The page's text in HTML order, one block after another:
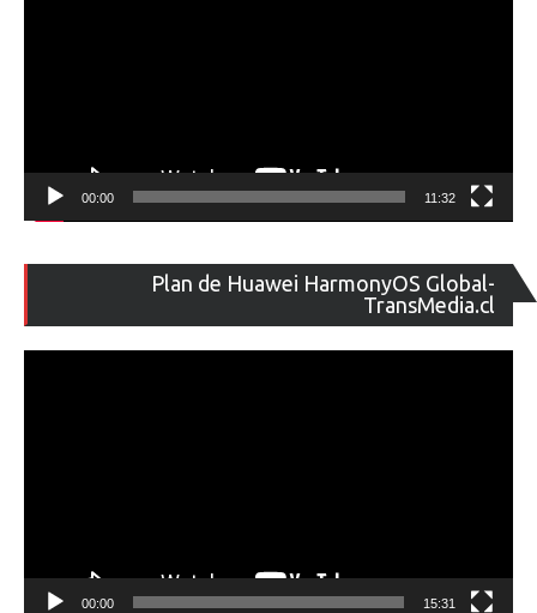
00:00 11:32
Plan de Huawei HarmonyOS Global-
TransMedia.cl
de
00:00 15:31